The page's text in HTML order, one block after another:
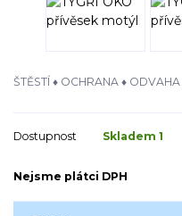
ŠTĚSTÍ ♦ OCHRANA ♦ ODVAHA
Dostupnost Skladem 1
Nejsme plátci DPH